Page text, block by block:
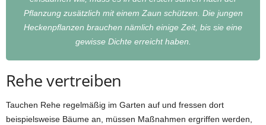
Pflanzung zusätzlich mit einem Zaun schützen. Die jungen
Heckenpflanzen brauchen nämlich einige Zeit, bis sie eine
gewisse Dichte erreicht haben.
Rehe vertreiben
Tauchen Rehe regelmäßig im Garten auf und fressen dort
beispielsweise Bäume an, müssen Maßnahmen ergriffen werden,